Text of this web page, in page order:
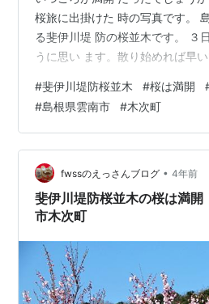
桜旅に出掛けた 時の写真です。
る斐伊川堤 防の桜並木です。 ３
うに思い ます。散り始めれば早
て もらいます。
#斐伊川堤防桜並木 #桜は満開
#島根県雲南市 #木次町
fwssのえっさんブログ • 4年前
斐伊川堤防桜並木の桜は満
市木次町